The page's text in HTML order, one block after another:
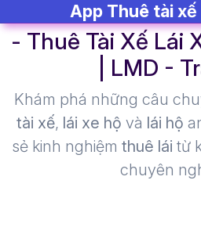
App Thuê tài xế
- Thuê Tài Xế Lái
| LMD -
Khám phá những câu
tài xế, lái xe hộ và lái hộ
sẻ kinh nghiệm thuê lái từ
chuyên